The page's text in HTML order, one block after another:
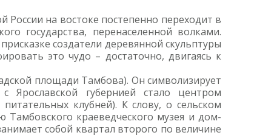
России на востоке постепенно переходит в
государства, перенаселенной волками.
создатели деревянной скульптуры
это чудо – достаточно, двигаясь к
площади Тамбова). Он символизирует
Ярославской губернией стало центром
клубней). К слову, о сельском
краеведческого музея и дом-
собой квартал второго по величине